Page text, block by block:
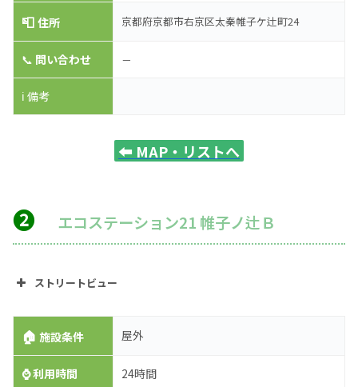
📮住所 京都府京都市右京区太秦帷子ケ辻町24
📞 問い合わせ －
ℹ️ 備考
⬅️ MAP・リストへ
❷ エコステーション21 帷子ノ辻Ｂ
ストリートビュー
🏠施設条件 屋外
⌚利用時間 24時間